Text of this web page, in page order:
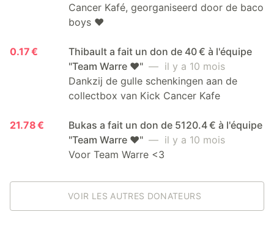
Cancer Kafé, georganiseerd door de baco
boys ❤️
0.17 €
Thibault a fait un don de 40 € à l'équipe
"Team Warre ❤️" — il y a 10 mois
Dankzij de gulle schenkingen aan de
collectbox van Kick Cancer Kafe
21.78 €
Bukas a fait un don de 5120.4 € à l'équipe
"Team Warre ❤️" — il y a 10 mois
Voor Team Warre <3
VOIR LES AUTRES DONATEURS